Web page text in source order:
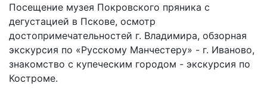
Посещение музея Покровского пряника с
дегустацией в Пскове, осмотр
достопримечательностей г. Владимира, обзорная
экскурсия по «Русскому Манчестеру» - г. Иваново,
знакомство с купеческим городом - экскурсия по
Костроме.